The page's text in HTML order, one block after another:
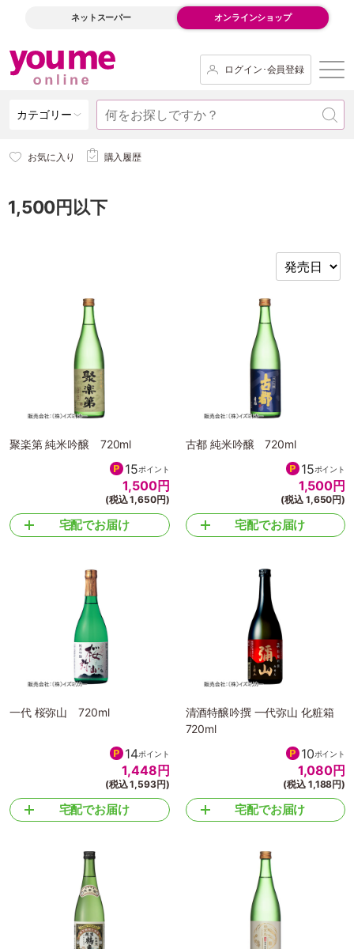
ネットスーパー オンラインショップ
ログイン･会員登録
カテゴリー
お気に入り 購入履歴
1,500円以下
聚楽第 純米吟醸 720ml
15ポイント
1,500円
(税込 1,650円)
宅配でお届け
古都 純米吟醸 720ml
15ポイント
1,500円
(税込 1,650円)
宅配でお届け
一代 桜弥山 720ml
14ポイント
1,448 円
(税込 1,593円)
宅配でお届け
清酒特醸吟撰 一代弥山 化粧箱
720ml
10ポイント
1,080円
(税込 1,188円)
宅配でお届け